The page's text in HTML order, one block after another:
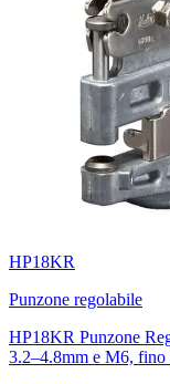
HP18KR
Punzone regolabile
HP18KR Punzone
3.2–4.8mm e M6, fino